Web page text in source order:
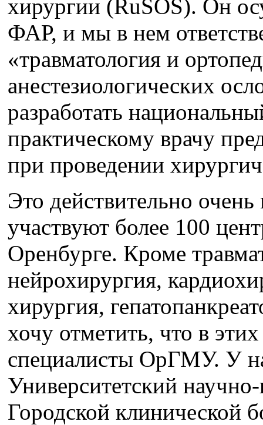
хирургии (RuSOS). Он
ФАР, и мы в нем
«травматология и
анестезиологических
разработать
практическому врачу
при проведении
Это действительно
участвуют более 100
Оренбурге. Кроме
нейрохирургия,
хирургия,
хочу отметить, что в
специалисты ОрГМУ. У
Университетский
Городской клинической